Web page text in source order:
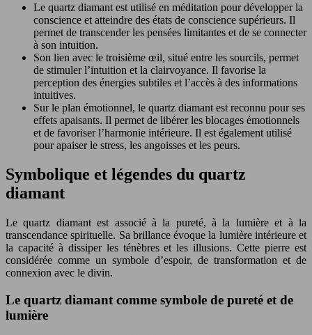
Le quartz diamant est utilisé en méditation pour développer la
conscience et atteindre des états de conscience supérieurs. Il
permet de transcender les pensées limitantes et de se connecter
à son intuition.
Son lien avec le troisième œil, situé entre les sourcils, permet
de stimuler l’intuition et la clairvoyance. Il favorise la
perception des énergies subtiles et l’accès à des informations
intuitives.
Sur le plan émotionnel, le quartz diamant est reconnu pour ses
effets apaisants. Il permet de libérer les blocages émotionnels
et de favoriser l’harmonie intérieure. Il est également utilisé
pour apaiser le stress, les angoisses et les peurs.
Symbolique et légendes du quartz
diamant
Le quartz diamant est associé à la pureté, à la lumière et à la
transcendance spirituelle. Sa brillance évoque la lumière intérieure et
la capacité à dissiper les ténèbres et les illusions. Cette pierre est
considérée comme un symbole d’espoir, de transformation et de
connexion avec le divin.
Le quartz diamant comme symbole de pureté et de
lumière